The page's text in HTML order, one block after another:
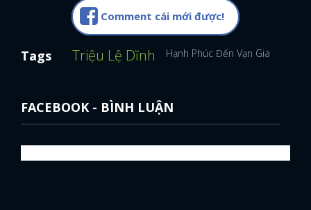
Comment cái mới được!
Tags Triệu Lệ Dĩnh Hạnh Phúc Đến Vạn Gia
FACEBOOK - BÌNH LUẬN